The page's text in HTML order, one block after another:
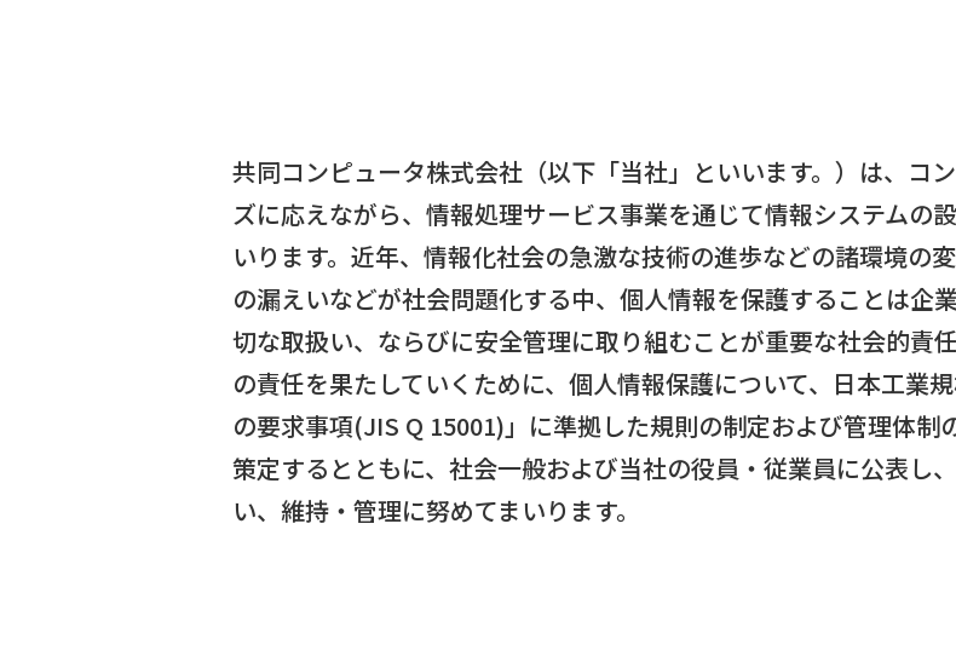
共同コンピュータ株式会社（以下「当社」といいます。）は、コ
ズに応えながら、情報処理サービス事業を通じて情報システムの
いります。近年、情報化社会の急激な技術の進歩などの諸環境の
の漏えいなどが社会問題化する中、個人情報を保護することは企
切な取扱い、ならびに安全管理に取り組むことが重要な社会的責
の責任を果たしていくために、個人情報保護について、日本工業
の要求事項(JIS Q 15001)」に準拠した規則の制定および管理体制
策定するとともに、社会一般および当社の役員・従業員に公表し
い、維持・管理に努めてまいります。